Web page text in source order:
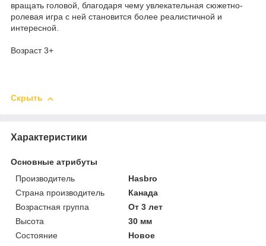
вращать головой, благодаря чему увлекательная сюжетно-
ролевая игра с ней становится более реалистичной и
интересной.
Возраст 3+
Скрыть
Характеристики
Основные атрибуты
Производитель
Hasbro
Страна производитель
Канада
Возрастная группа
От 3 лет
Высота
30 мм
Состояние
Новое